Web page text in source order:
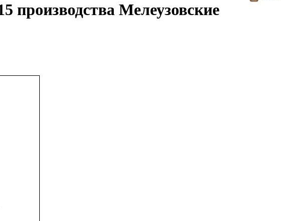
производства Мелеузовские